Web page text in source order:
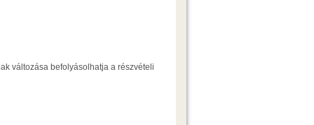
változása befolyásolhatja a részvételi